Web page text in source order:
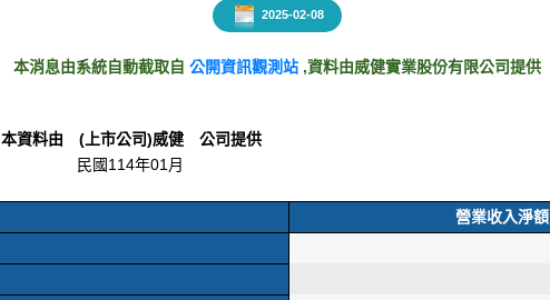
2025-02-08
本消息由系統自動截取自 公開資訊觀測站 ,資料由威健實業股份有限公司提供
本資料由 (上市公司)威健 公司提供
民國114年01月
營業收入淨額